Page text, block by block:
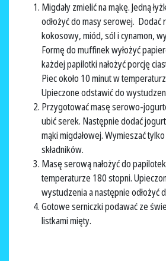
Migdały zmielić na mąkę. Jedną
odłożyć do masy serowej. Dodać
kokosowy, miód, sól i cynamon,
Formę do muffinek wyłożyć
każdej papilotki nałożyć porcję
Piec około 10 minut w
Upieczone odstawić do
Przygotować masę serowo-
ubić serek. Następnie dodać
mąki migdałowej. Wymieszać
składników.
Masę serową nałożyć do
temperaturze 180 stopni.
wystudzenia a następnie odłożyć
Gotowe serniczki podawać ze
listkami mięty.